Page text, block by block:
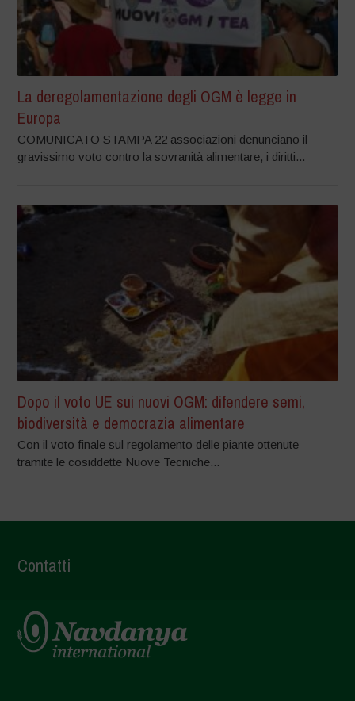
La deregolamentazione degli OGM è legge in
Europa
COMUNICATO STAMPA 22 associazioni denunciano il
gravissimo voto contro la sovranità alimentare, i diritti...
Dopo il voto UE sui nuovi OGM: difendere semi,
biodiversità e democrazia alimentare
Con il voto finale sul regolamento delle piante ottenute
tramite le cosiddette Nuove Tecniche...
Contatti